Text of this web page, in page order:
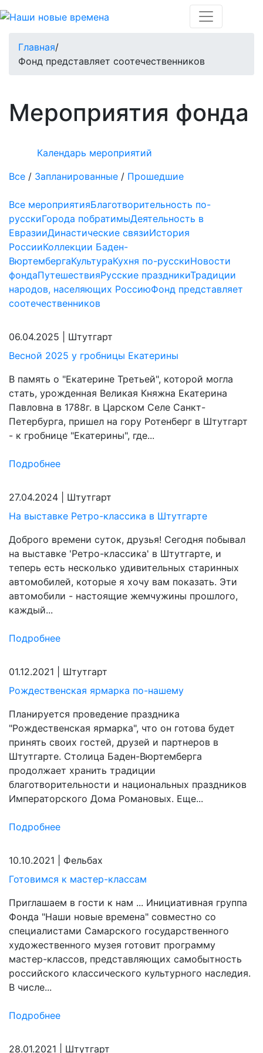
Главная/
Фонд представляет соотечественников
Мероприятия фонда
Календарь мероприятий
Все / Запланированные / Прошедшие
Все мероприятияБлаготворительность по-
русскиГорода побратимыДеятельность в
ЕвразииДинастические связиИстория
РоссииКоллекции Баден-
ВюртембергаКультураКухня по-русскиНовости
фондаПутешествияРусские праздникиТрадиции
народов, населяющих РоссиюФонд представляет
соотечественников
06.04.2025
Штутгарт
Весной 2025 у гробницы Екатерины
В память о "Екатерине Третьей", которой могла
стать, урожденная Великая Княжна Екатерина
Павловна в 1788г. в Царском Селе Санкт-
Петербурга, пришел на гору Ротенберг в Штутгарт
- к гробнице "Екатерины", где...
Подробнее
27.04.2024
Штутгарт
На выставке Ретро-классика в Штутгарте
Доброго времени суток, друзья! Сегодня побывал
на выставке 'Ретро-классика' в Штутгарте, и
теперь есть несколько удивительных старинных
автомобилей, которые я хочу вам показать. Эти
автомобили - настоящие жемчужины прошлого,
каждый...
Подробнее
01.12.2021
Штутгарт
Рождественская ярмарка по-нашему
Планируется проведение праздника
"Рождественская ярмарка", что он готова будет
принять своих гостей, друзей и партнеров в
Штутгарте. Столица Баден-Вюртемберга
продолжает хранить традиции
благотворительности и национальных праздников
Императорского Дома Романовых. Еще...
Подробнее
10.10.2021
Фельбах
Готовимся к мастер-классам
Приглашаем в гости к нам ... Инициативная группа
Фонда "Наши новые времена" совместно со
специалистами Самарского государственного
художественного музея готовит программу
мастер-классов, представляющих самобытность
российского классического культурного наследия.
В числе...
Подробнее
28.01.2021 Штутгарт